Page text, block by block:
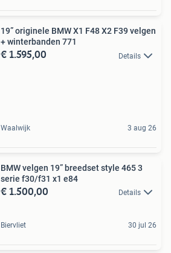
19” originele BMW X1 F48 X2 F39 velgen
+ winterbanden 771
€ 1.595,00 Details
Waalwijk 3 aug 26
BMW velgen 19” breedset style 465 3
serie f30/f31 x1 e84
€ 1.500,00 Details
Biervliet 30 jul 26